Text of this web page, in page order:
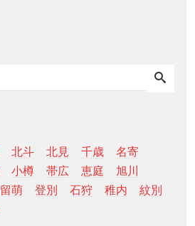
北斗 北見 千歳
名寄
小樽 帯広 恵庭
旭川
留萌 登別 石狩 稚内
紋別